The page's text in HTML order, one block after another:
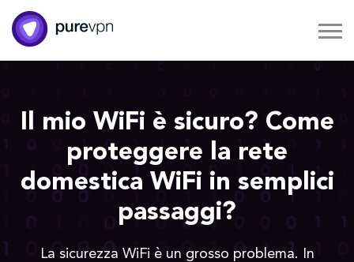
Il mio WiFi è sicuro? Come
proteggere la rete
domestica WiFi in semplici
passaggi?
La sicurezza WiFi è un grosso problema. In